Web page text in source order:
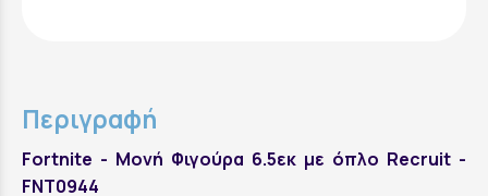
Περιγραφή
Fortnite - Μονή Φιγούρα 6.5εκ με όπλο Recruit -
FNT0944